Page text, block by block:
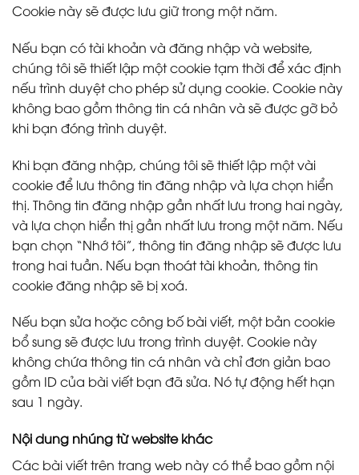
Cookie này sẽ được lưu giữ trong một năm.
Nếu bạn có tài khoản và đăng nhập và website,
chúng tôi sẽ thiết lập một cookie tạm thời để xác định
nếu trình duyệt cho phép sử dụng cookie. Cookie này
không bao gồm thông tin cá nhân và sẽ được gỡ bỏ
khi bạn đóng trình duyệt.
Khi bạn đăng nhập, chúng tôi sẽ thiết lập một vài
cookie để lưu thông tin đăng nhập và lựa chọn hiển
thị. Thông tin đăng nhập gần nhất lưu trong hai ngày,
và lựa chọn hiển thị gần nhất lưu trong một năm. Nếu
bạn chọn “Nhớ tôi”, thông tin đăng nhập sẽ được lưu
trong hai tuần. Nếu bạn thoát tài khoản, thông tin
cookie đăng nhập sẽ bị xoá.
Nếu bạn sửa hoặc công bố bài viết, một bản cookie
bổ sung sẽ được lưu trong trình duyệt. Cookie này
không chứa thông tin cá nhân và chỉ đơn giản bao
gồm ID của bài viết bạn đã sửa. Nó tự động hết hạn
sau 1 ngày.
Nội dung nhúng từ website khác
Các bài viết trên trang web này có thể bao gồm nội